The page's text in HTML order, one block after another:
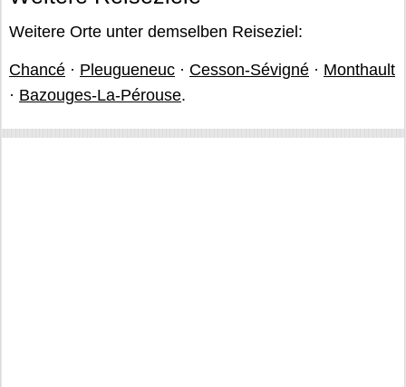
Weitere Orte unter demselben Reiseziel:
Chancé · Pleugueneuc · Cesson-Sévigné · Monthault
· Bazouges-La-Pérouse.